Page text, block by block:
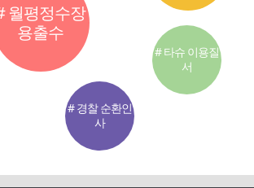
월평정수장
용출수
# 경찰 순환인
사
# 타슈 이용질
서